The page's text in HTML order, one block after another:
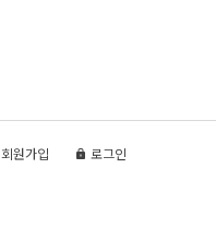
회원가입 로그인